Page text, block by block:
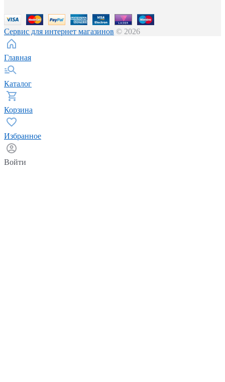
Сервис для интернет магазинов © 2026
Главная
Каталог
Корзина
Избранное
Войти